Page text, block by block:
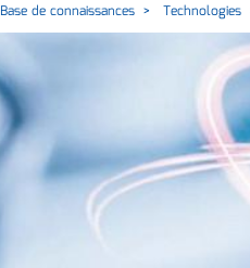
Base de connaissances Technologies